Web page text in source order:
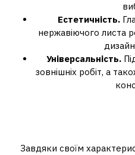
Естетичність.
нержавіючого листа
Універсальність.
зовнішніх робіт, а
Завдяки своїм